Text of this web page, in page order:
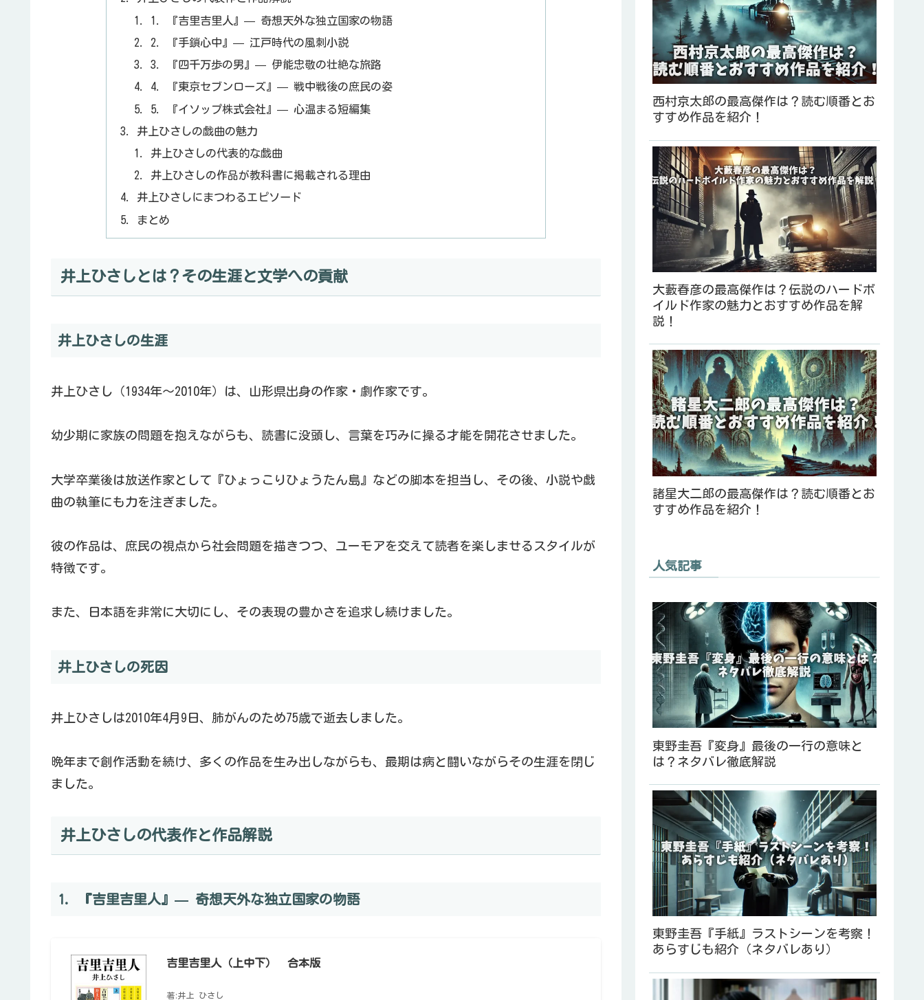
1. 『吉里吉里人』— 奇想天外な独立国家の物語
2. 『手鎖心中』— 江戸時代の風刺小説
3. 『四千万歩の男』— 伊能忠敬の壮絶な旅路
4. 『東京セブンローズ』— 戦中戦後の庶民の姿
5. 『イソップ株式会社』— 心温まる短編集
井上ひさしの戯曲の魅力
井上ひさしの代表的な戯曲
井上ひさしの作品が教科書に掲載される理由
井上ひさしにまつわるエピソード
まとめ
井上ひさしとは？その生涯と文学への貢献
井上ひさしの生涯
井上ひさし（1934年〜2010年）は、山形県出身の作家・劇作家です。
幼少期に家族の問題を抱えながらも、読書に没頭し、言葉を巧みに操る才能を開花させました。
大学卒業後は放送作家として『ひょっこりひょうたん島』などの脚本を担当し、その後、小説や戯
曲の執筆にも力を注ぎました。
彼の作品は、庶民の視点から社会問題を描きつつ、ユーモアを交えて読者を楽しませるスタイルが
特徴です。
また、日本語を非常に大切にし、その表現の豊かさを追求し続けました。
井上ひさしの死因
井上ひさしは2010年4月9日、肺がんのため75歳で逝去しました。
晩年まで創作活動を続け、多くの作品を生み出しながらも、最期は病と闘いながらその生涯を閉じ
ました。
井上ひさしの代表作と作品解説
1. 『吉里吉里人』— 奇想天外な独立国家の物語
吉里吉里人（上中下） 合本版
著:井上 ひさし
西村京太郎の最高傑作は？読む順番とお
すすめ作品を紹介！
大藪春彦の最高傑作は？伝説のハードボ
イルド作家の魅力とおすすめ作品を解
説！
諸星大二郎の最高傑作は？読む順番とお
すすめ作品を紹介！
人気記事
東野圭吾『変身』最後の一行の意味と
は？ネタバレ徹底解説
東野圭吾『手紙』ラストシーンを考察！
あらすじも紹介（ネタバレあり）